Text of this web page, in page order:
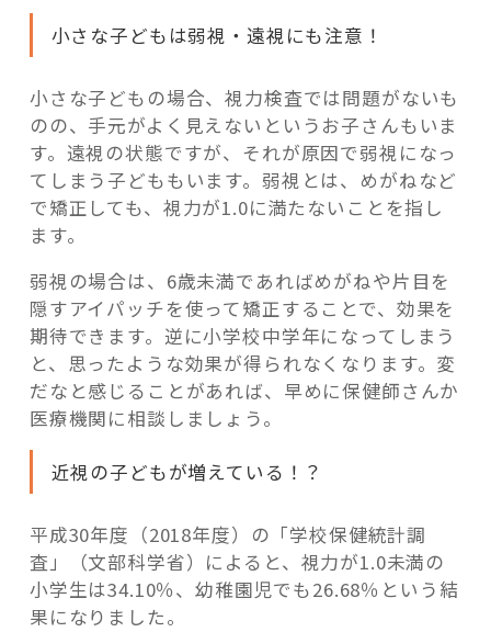
小さな子どもは弱視・遠視にも注意！
小さな子どもの場合、視力検査では問題がないも
のの、手元がよく見えないというお子さんもいま
す。遠視の状態ですが、それが原因で弱視になっ
てしまう子どももいます。弱視とは、めがねなど
で矯正しても、視力が1.0に満たないことを指し
ます。
弱視の場合は、6歳未満であればめがねや片目を
隠すアイパッチを使って矯正することで、効果を
期待できます。逆に小学校中学年になってしまう
と、思ったような効果が得られなくなります。変
だなと感じることがあれば、早めに保健師さんか
医療機関に相談しましょう。
近視の子どもが増えている！？
平成30年度（2018年度）の「学校保健統計調
査」（文部科学省）によると、視力が1.0未満の
小学生は34.10％、幼稚園児でも26.68％という結
果になりました。